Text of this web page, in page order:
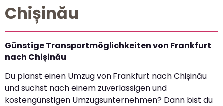
Chișinău
Günstige Transportmöglichkeiten von Frankfurt
nach Chișinău
Du planst einen Umzug von Frankfurt nach Chișinău
und suchst nach einem zuverlässigen und
kostengünstigen Umzugsunternehmen? Dann bist du